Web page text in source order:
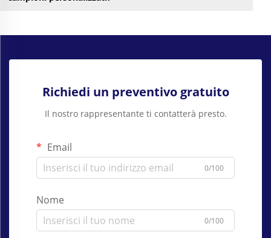
Richiedi un preventivo gratuito
Il nostro rappresentante ti contatterà presto.
Email
0/100
Nome
0/100